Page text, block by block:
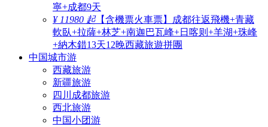
寧+成都9天
¥ 11980 起【含機票火車票】成都往返飛機+青藏
軟臥+拉薩+林芝+南迦巴瓦峰+日喀则+羊湖+珠峰
+納木錯13天12晚西藏旅遊拼團
中国城市游
西藏旅游
新疆旅游
四川成都旅游
西北旅游
中国小团游